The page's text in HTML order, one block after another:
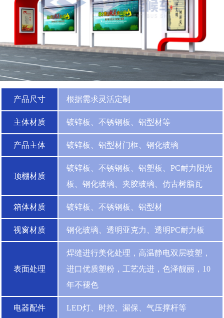
产品尺寸 根据需求灵活定制
主体材质 镀锌板、不锈钢板、铝型材等
产品主体 镀锌板、铝型材门框、钢化玻璃
顶棚材质
镀锌板、不锈钢板、铝塑板、PC耐力阳光
板、钢化玻璃、夹胶玻璃、仿古树脂瓦
箱体材质 镀锌板、不锈钢板、铝型材
视窗材质 钢化玻璃、透明亚克力、透明PC耐力板
表面处理
焊缝进行美化处理，高温静电双层喷塑，
进口优质塑粉，工艺先进，色泽靓丽，10
年不褪色
电器配件 LED灯、时控、漏保、气压撑杆等